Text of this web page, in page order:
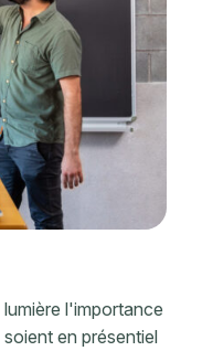
l'importance
en présentiel